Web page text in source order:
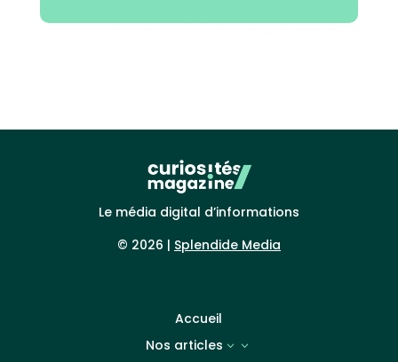
Le média digital d’informations
© 2026 | Splendide Media
Accueil
Nos articles
3